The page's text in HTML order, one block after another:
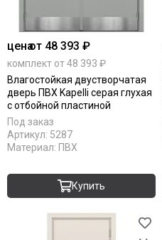
ценаот 48 393 ₽
комплект от 48 393 ₽
Влагостойкая двустворчатая
дверь ПВХ Kapelli серая глухая
с отбойной пластиной
Под заказ
Артикул: 5287
Материал: ПВХ
Купить